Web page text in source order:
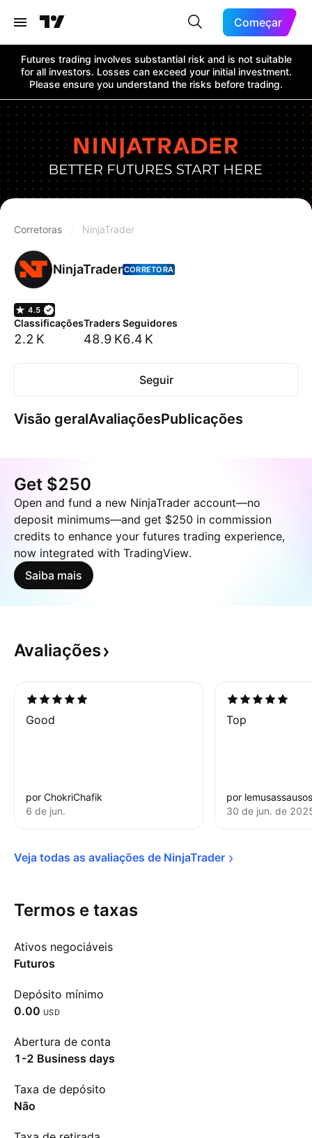
Começar
Futures trading involves substantial risk and is not suitable
for all investors. Losses can exceed your initial investment.
Please ensure you understand the risks before trading.
Corretoras NinjaTrader
NinjaTraderCORRETORA
4.5
Classificações
2.2 K
Traders
48.9 K
Seguidores
6.4 K
Seguir
Visão geralAvaliaçõesPublicações
Get $250
Open and fund a new NinjaTrader account—no
deposit minimums—and get $250 in commission
credits to enhance your futures trading experience,
now integrated with TradingView.
Saiba mais
Avaliações
Good
por ChokriChafik
6 de jun.
Top
por lemusassausos
30 de jun. de
Veja todas as avaliações de NinjaTrader
Termos e taxas
Ativos negociáveis
Futuros
Depósito mínimo
0.00 USD
Abertura de conta
1-2 Business days
Taxa de depósito
Não